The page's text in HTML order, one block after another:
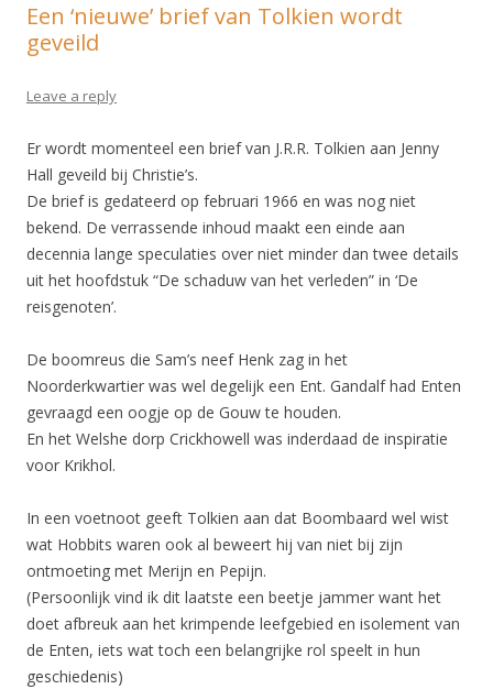
Een ‘nieuwe’ brief van Tolkien wordt
geveild
Leave a reply
Er wordt momenteel een brief van J.R.R. Tolkien aan Jenny
Hall geveild bij Christie’s.
De brief is gedateerd op februari 1966 en was nog niet
bekend. De verrassende inhoud maakt een einde aan
decennia lange speculaties over niet minder dan twee details
uit het hoofdstuk “De schaduw van het verleden” in ‘De
reisgenoten’.
De boomreus die Sam’s neef Henk zag in het
Noorderkwartier was wel degelijk een Ent. Gandalf had Enten
gevraagd een oogje op de Gouw te houden.
En het Welshe dorp Crickhowell was inderdaad de inspiratie
voor Krikhol.
In een voetnoot geeft Tolkien aan dat Boombaard wel wist
wat Hobbits waren ook al beweert hij van niet bij zijn
ontmoeting met Merijn en Pepijn.
(Persoonlijk vind ik dit laatste een beetje jammer want het
doet afbreuk aan het krimpende leefgebied en isolement van
de Enten, iets wat toch een belangrijke rol speelt in hun
geschiedenis)